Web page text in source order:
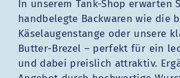
In unserem Tank-Shop erwarten
handbelegte Backwaren wie die
Käselaugenstange oder unsere
Butter-Brezel – perfekt für ein
und dabei preislich attraktiv.